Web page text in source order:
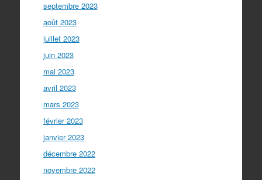
septembre 2023
août 2023
juillet 2023
juin 2023
mai 2023
avril 2023
mars 2023
février 2023
janvier 2023
décembre 2022
novembre 2022